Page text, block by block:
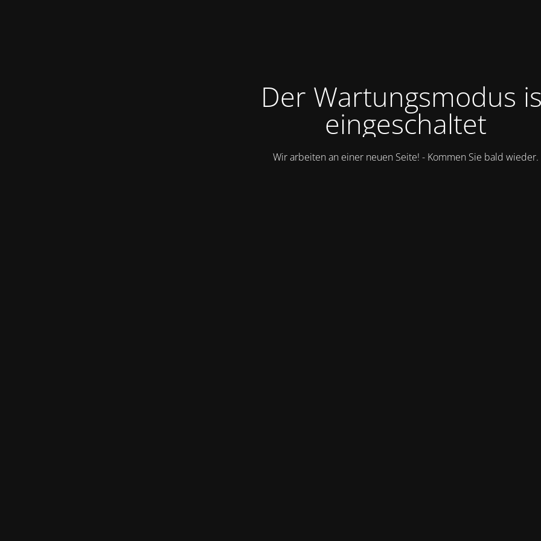
Der Wartungsmodus
eingeschaltet
Wir arbeiten an einer neuen Seite! - Kommen Sie bald wieder.